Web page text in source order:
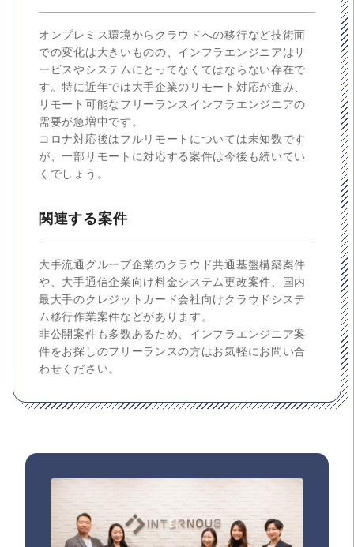
オンプレミス環境からクラウドへの移行など技術面
での変化は大きいものの、インフラエンジニアはサ
ービスやシステムにとってなくてはならない存在で
す。特に近年では大手企業のリモート対応が進み、
リモート可能なフリーランスインフラエンジニアの
需要が急増中です。
コロナ対応後はフルリモートについては未知数です
が、一部リモートに対応する案件は今後も続いてい
くでしょう。
関連する案件
大手流通グループ企業のクラウド共通基盤構築案件
や、大手通信企業向け料金システム更改案件、国内
最大手のクレジットカード会社向けクラウドシステ
ム移行作業案件などがあります。
非公開案件も多数あるため、インフラエンジニア案
件をお探しのフリーランスの方はお気軽にお問い合
わせください。